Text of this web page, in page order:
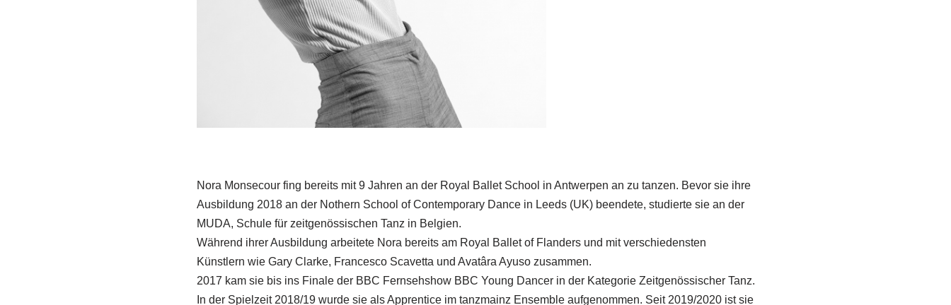
Nora Monsecour fing bereits mit 9 Jahren an der Royal Ballet School in Antwerpen an zu tanzen. Bevor sie ihre
Ausbildung 2018 an der Nothern School of Contemporary Dance in Leeds (UK) beendete, studierte sie an der
MUDA, Schule für zeitgenössischen Tanz in Belgien.
Während ihrer Ausbildung arbeitete Nora bereits am Royal Ballet of Flanders und mit verschiedensten
Künstlern wie Gary Clarke, Francesco Scavetta und Avatâra Ayuso zusammen.
2017 kam sie bis ins Finale der BBC Fernsehshow BBC Young Dancer in der Kategorie Zeitgenössischer Tanz.
In der Spielzeit 2018/19 wurde sie als Apprentice im tanzmainz Ensemble aufgenommen. Seit 2019/2020 ist sie